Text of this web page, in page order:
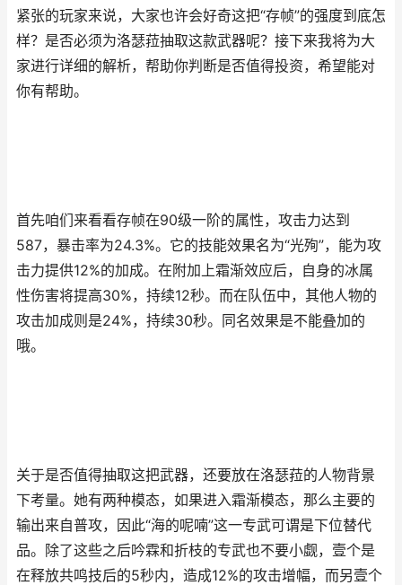
紧张的玩家来说，大家也许会好奇这把“存帧”的强度到底怎
样？是否必须为洛瑟菈抽取这款武器呢？接下来我将为大
家进行详细的解析，帮助你判断是否值得投资，希望能对
你有帮助。
首先咱们来看看存帧在90级一阶的属性，攻击力达到
587，暴击率为24.3%。它的技能效果名为“光殉”，能为攻
击力提供12%的加成。在附加上霜渐效应后，自身的冰属
性伤害将提高30%，持续12秒。而在队伍中，其他人物的
攻击加成则是24%，持续30秒。同名效果是不能叠加的
哦。
关于是否值得抽取这把武器，还要放在洛瑟菈的人物背景
下考量。她有两种模态，如果进入霜渐模态，那么主要的
输出来自普攻，因此“海的呢喃”这一专武可谓是下位替代
品。除了这些之后吟霖和折枝的专武也不要小觑，壹个是
在释放共鸣技后的5秒内，造成12%的攻击增幅，而另壹个